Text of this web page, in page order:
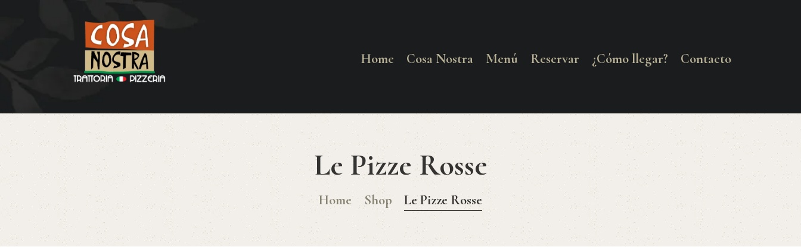
Home Cosa Nostra Menú Reservar ¿Cómo llegar? Contacto
Le Pizze Rosse
Home Shop Le Pizze Rosse
COSA NOSTRA
RESERVAR
¿CÓMO LLEGAR?
CONTACTO